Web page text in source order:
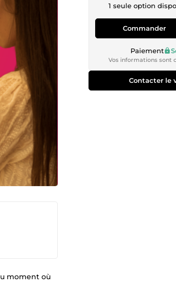
moment où
1 seule option
Commander
Paiement
Vos informations sont
Contacter le